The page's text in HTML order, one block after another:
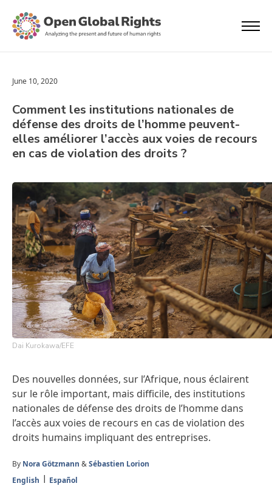
June 10, 2020
Comment les institutions nationales de
défense des droits de l’homme peuvent-
elles améliorer l’accès aux voies de recours
en cas de violation des droits ?
Dai Kurokawa/EFE
Des nouvelles données, sur l’Afrique, nous éclairent
sur le rôle important, mais difficile, des institutions
nationales de défense des droits de l’homme dans
l’accès aux voies de recours en cas de violation des
droits humains impliquant des entreprises.
By Nora Götzmann &Sébastien Lorion
English
Español